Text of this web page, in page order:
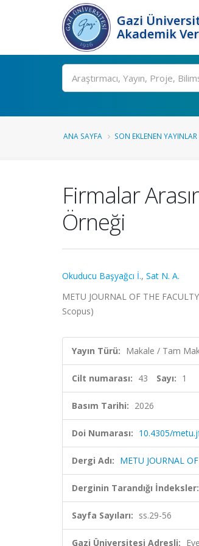
Gazi
Akademik
Ara
ANA SAYFA SON EKLENEN YAYINLAR
Firmalar
Örneği
Okuducu Başyağcı İ., Sat N. A.
METU JOURNAL OF THE
Scopus)
Yayın Türü: Makale / Tam
Cilt numarası: 43 Sayı: 1
Basım Tarihi: 2026
Doi Numarası: 10.4305/
Dergi Adı: METU JOURNAL
Derginin Tarandığı İndeksler:
Sayfa Sayıları: ss.29-56
Gazi Üniversitesi Adresli: